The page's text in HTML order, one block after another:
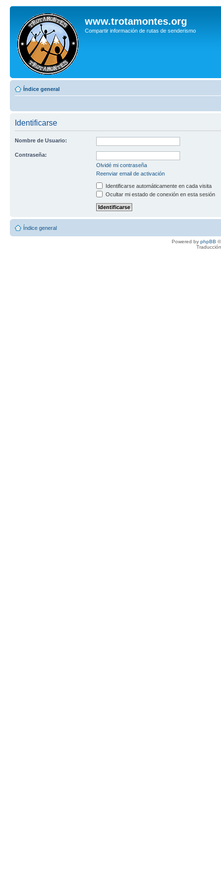
www.trotamontes.org
Compartir información de rutas de senderismo
Índice general
Identificarse
Nombre de Usuario:
Contraseña:
Olvidé mi contraseña
Reenviar email de activación
Identificarse automáticamente en cada visita
Ocultar mi estado de conexión en esta sesión
Índice general
Powered by phpBB